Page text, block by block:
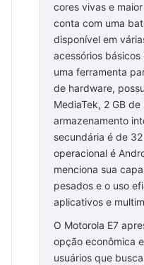
cores vivas e
conta com uma
disponível em
acessórios
uma ferramenta
de hardware,
MediaTek, 2 GB
armazenamento
secundária é de
operacional é
menciona sua
pesados e o uso
aplicativos e
O Motorola E7
opção econômica
usuários que